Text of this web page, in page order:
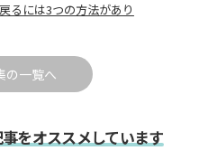
るには3つの方法があり
の一覧へ
をオススメしています